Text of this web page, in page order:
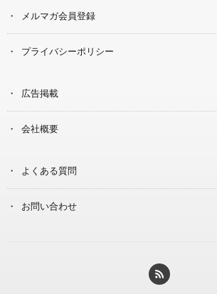
メルマガ会員登録
プライバシーポリシー
広告掲載
会社概要
よくある質問
お問い合わせ